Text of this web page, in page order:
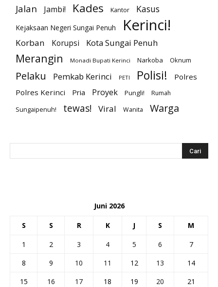
Jalan Jambi! Kades Kantor Kasus
Kejaksaan Negeri Sungai Penuh Kerinci!
Korban Korupsi Kota Sungai Penuh
Merangin Monadi Bupati Kerinci Narkoba Oknum
Pelaku Pemkab Kerinci PETI Polisi!
Polres
Polres Kerinci
Pria Proyek Pungli! Rumah
Sungaipenuh! tewas! Viral Wanita Warga
Juni 2026
S S R K J S M
1 2 3 4 5 6
7
8
9 10 11 12 13
14
15
16 17 18 19 20
21